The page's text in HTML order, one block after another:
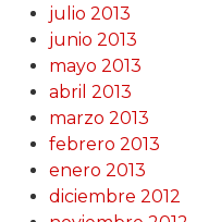
julio 2013
junio 2013
mayo 2013
abril 2013
marzo 2013
febrero 2013
enero 2013
diciembre 2012